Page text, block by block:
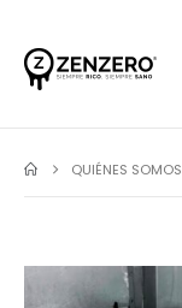
QUIÉNES SOMOS